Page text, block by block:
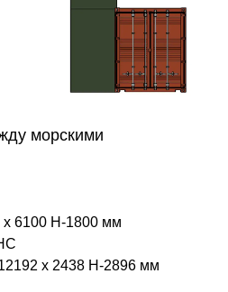
морскими
х 6100 Н-1800 мм
х 2438 Н-2896 мм